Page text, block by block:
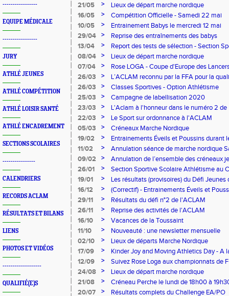
-----------------
EQUIPE MÉDICALE
-----------------
JURY
ATHLÉ JEUNES
ATHLÉ COMPÉTITION
ATHLÉ LOISIR SANTÉ
ATHLÉ ENCADREMENT
SECTIONS SCOLAIRES
----------------
CALENDRIERS
RECORDS ACLAM
RÉSULTATS ET BILANS
LIENS
PHOTOS ET VIDÉOS
-------------------
QUALIFIÉ(E)S
21/05
>
Lieux de départ marche nordique
16/05
>
Compétition Officielle - Samedi 22 mai
10/05
>
Entrainement Babys le mercredi 12 mai
29/04
>
Reprise des entraînements des babys
13/04
>
Report des tests de sélection - Section
Jean Moulin
08/04 >
Lieux de départ marche nordique
07/04
>
Rose LOGA - Coupe d'Europe des
26/03
>
L’ACLAM reconnu par la FFA pour la
26/03
>
Classes Sportives - Option Athlétisme
25/03
>
Campagne de labellisation 2020
23/03
>
L'Aclam à l'honneur dans le numéro 2
22/03
>
Le Sport sur ordonnance à l'ACLAM
05/03
>
Créneaux Marche Nordique
19/02
>
Entrainements Éveils et Poussins durant
11/02
>
Annulation séance de marche nordique
09/02
>
Annulation de l’ensemble des créneaux
renforcement
26/01 >
Section Sportive Scolaire Athlétisme au
19/01
>
Les résultats (provisoires) du Défi
16/12
>
(Correctif) - Entrainements Éveils et
29/11
>
Résultats du défi n°2 de l'ACLAM
26/11
>
Reprise des activités de l'ACLAM
16/10
>
Vacances de la Toussaint
11/10
>
Nouveauté : une newsletter mensuelle
02/10
>
Lieux de départs Marche Nordique
17/09
>
Kinder Joy and Moving Athletics Day - A
l'athlétisme avec l'ACLAM
12/09 >
Suivez Rose Loga aux championnats de
24/08
>
Lieux de départ marche nordique
21/08
>
Créneau Perche le lundi de 18h00 à
20/07
>
Résultats complets du Challenge EA/PO